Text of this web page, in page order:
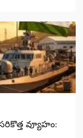
వ్యూహం: